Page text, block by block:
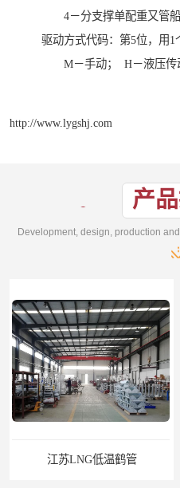
4－分支撑单配重又管船
驱动方式代码：第5位，用1
M－手动； H－液压传
http://www.lygshj.com
产
江苏LNG低温鹤管